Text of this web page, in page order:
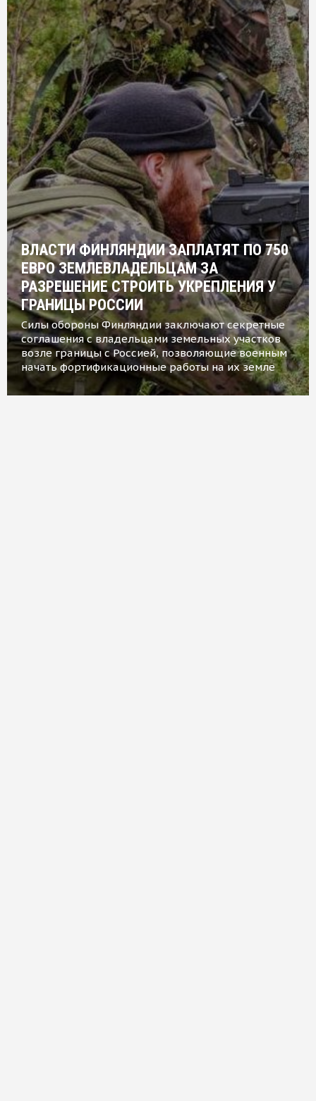
ВЛАСТИ ФИНЛЯНДИИ ЗАПЛАТЯТ ПО 750
ЕВРО ЗЕМЛЕВЛАДЕЛЬЦАМ ЗА
РАЗРЕШЕНИЕ СТРОИТЬ УКРЕПЛЕНИЯ У
ГРАНИЦЫ РОССИИ
Силы обороны Финляндии заключают секретные
соглашения с владельцами земельных участков
возле границы с Россией, позволяющие военным
начать фортификационные работы на их земле